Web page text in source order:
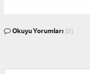
Okuyu Yorumları (0)